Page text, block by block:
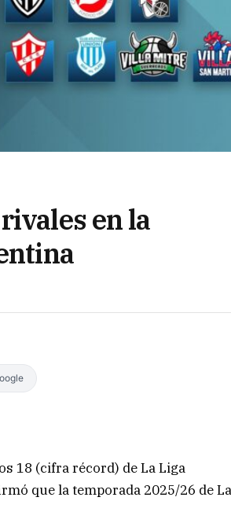
en la
18 (cifra récord) de La Liga
que la temporada 2025/26 de La